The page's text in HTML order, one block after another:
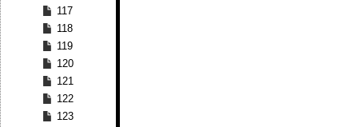
117
118
119
120
121
122
123